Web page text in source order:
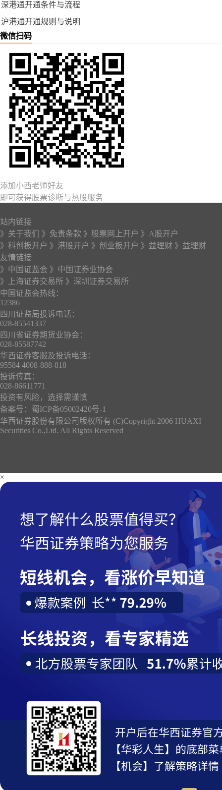
深港通开通条件与流程
沪港通开通规则与说明
微信扫码
添加小西老师好友
即可获得股票诊断与热股服务
站内链接
》关于我们
》免责条款 》股票网上开户 》A股开户
》科创板开户 》港股开户 》创业板开户 》益理财 》益理财
友情链接
》中国证监会 》中国证券业协会
》上海证券交易所 》深圳证券交易所
中国证监会热线：
12386
四川证监局投诉电话：
028-85541337
四川省证券期货业协会：
028-85587742
华西证券客服及投诉电话：
95584 4008-888-818
投诉传真：
028-86611771
投资有风险，选择需谨慎
备案号： 蜀ICP备05002420号-1
华西证券股份有限公司版权所有 (C)Copyright 2006 HUAXI
Securities Co.,Ltd. All Rights Reserved
×